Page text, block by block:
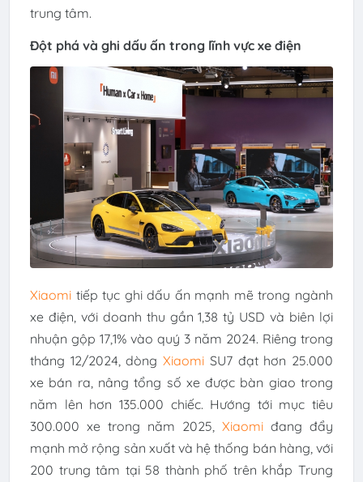
trung tâm.
Đột phá và ghi dấu ấn trong lĩnh vực xe điện
Xiaomitiếp tục ghi dấu ấn mạnh mẽ trong ngành
xe điện, với doanh thu gần 1,38 tỷ USD và biên lợi
nhuận gộp 17,1% vào quý 3 năm 2024. Riêng trong
tháng 12/2024, dòngXiaomi SU7 đạt hơn 25.000
xe bán ra, nâng tổng số xe được bàn giao trong
năm lên hơn 135.000 chiếc. Hướng tới mục tiêu
300.000 xe trong năm 2025,Xiaomi đang đẩy
mạnh mở rộng sản xuất và hệ thống bán hàng, với
200 trung tâm tại 58 thành phố trên khắp Trung